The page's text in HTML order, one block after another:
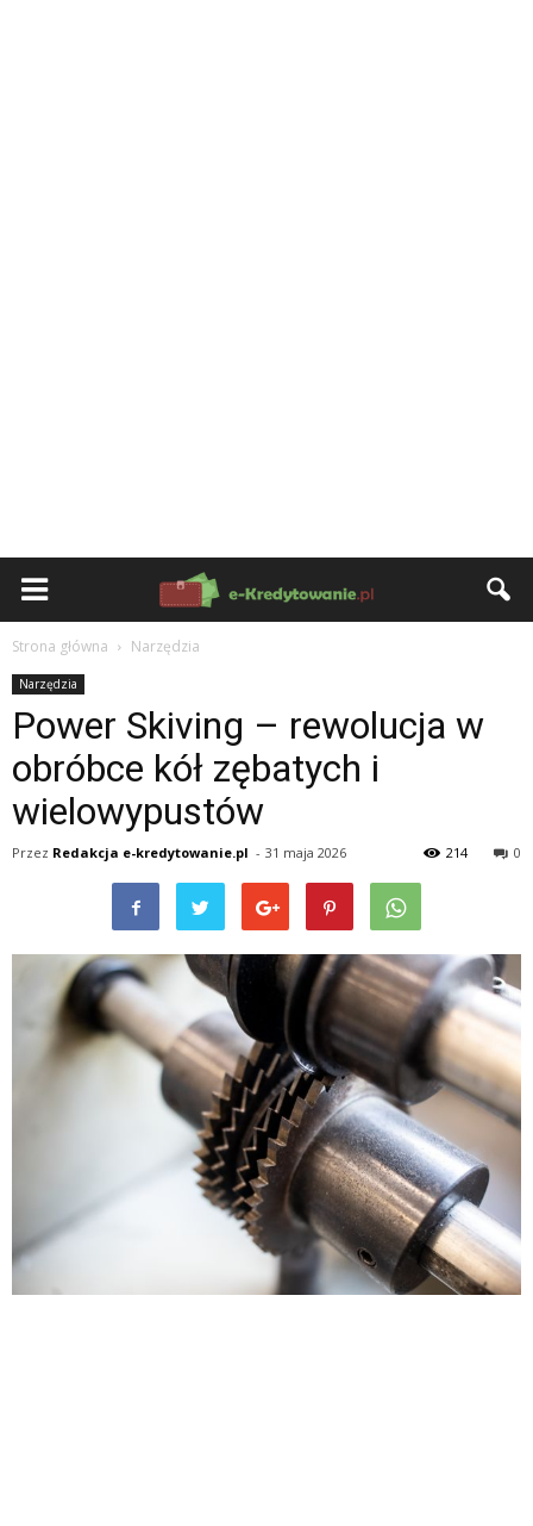
Strona główna Narzędzia
Narzędzia
Power Skiving – rewolucja w
obróbce kół zębatych i
wielowypustów
Przez Redakcja e-kredytowanie.pl - 31 maja 2026 0
214